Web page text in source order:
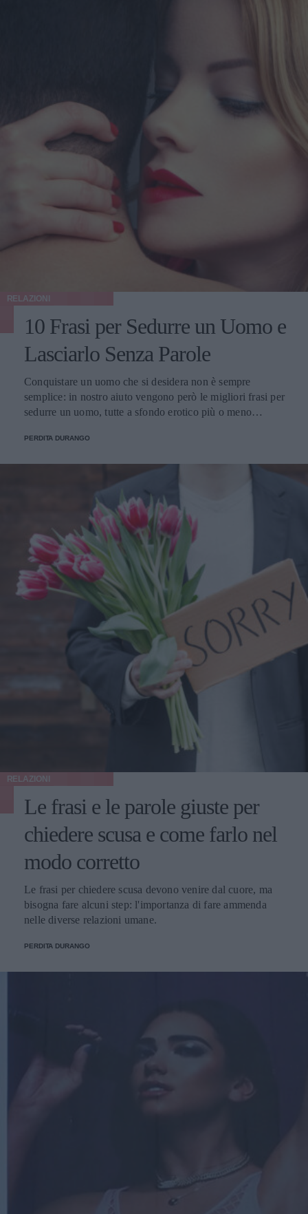
RELAZIONI
10 Frasi per Sedurre un Uomo e
Lasciarlo Senza Parole
Conquistare un uomo che si desidera non è sempre
semplice: in nostro aiuto vengono però le migliori frasi per
sedurre un uomo, tutte a sfondo erotico più o meno
PERDITA DURANGO
RELAZIONI
Le frasi e le parole giuste per
chiedere scusa e come farlo nel
modo corretto
Le frasi per chiedere scusa devono venire dal cuore, ma
bisogna fare alcuni step: l'importanza di fare ammenda
nelle diverse relazioni umane.
PERDITA DURANGO